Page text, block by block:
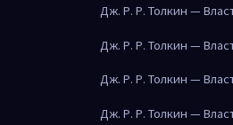
Дж. Р. Р. Толкин —
Дж. Р. Р. Толкин —
Дж. Р. Р. Толкин —
Дж. Р. Р. Толкин —